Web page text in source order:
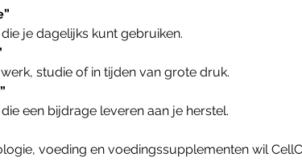
je dagelijks kunt gebruiken.
studie of in tijden van grote druk.
een bijdrage leveren aan je herstel.
voeding en voedingssupplementen wil